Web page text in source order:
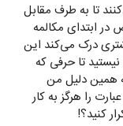
تا به طرف مقابل
ابتدای مکالمه
درک می‌کند این
تا حرفی که
همین دلیل من
را هرگز به کار